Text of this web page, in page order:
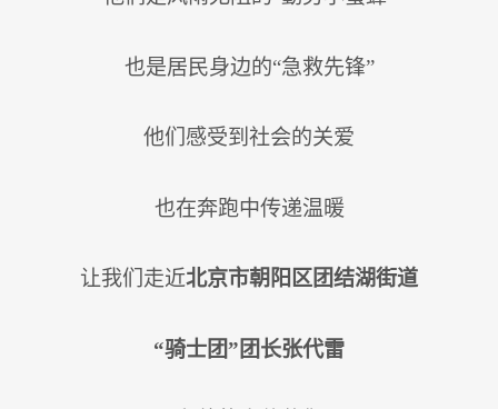
也是居民身边的“急救先锋”
他们感受到社会的关爱
也在奔跑中传递温暖
让我们走近北京市朝阳区团结湖街道
“骑士团”团长张代雷